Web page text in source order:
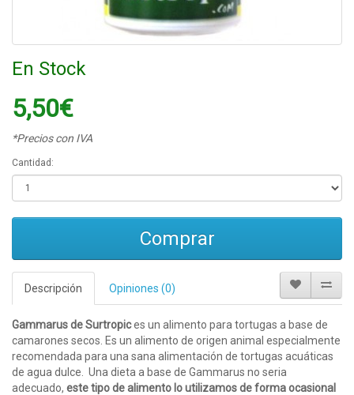
En Stock
5,50€
*Precios con IVA
Cantidad:
Comprar
Descripción Opiniones (0)
Gammarus de Surtropices un alimento para tortugas a base de
camarones secos. Es un alimento de origen animal especialmente
recomendada para una sana alimentación de tortugas acuáticas
de agua dulce. Una dieta a base de Gammarus no seria
adecuado, este tipo de alimento lo utilizamos de forma ocasional